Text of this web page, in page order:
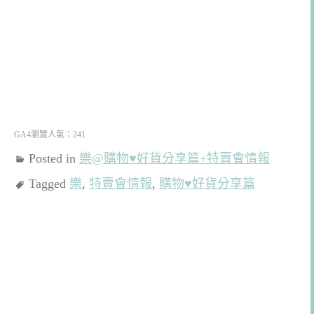
GA4瀏覽人氣：241
Posted in 樂@購物♥好貨分享篇+特賣會情報
Tagged 樂, 特賣會情報, 購物♥好貨分享篇